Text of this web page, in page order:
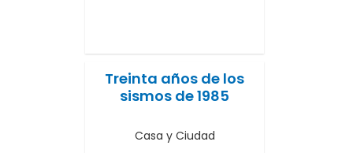
Treinta años de los
sismos de 1985
Casa y Ciudad